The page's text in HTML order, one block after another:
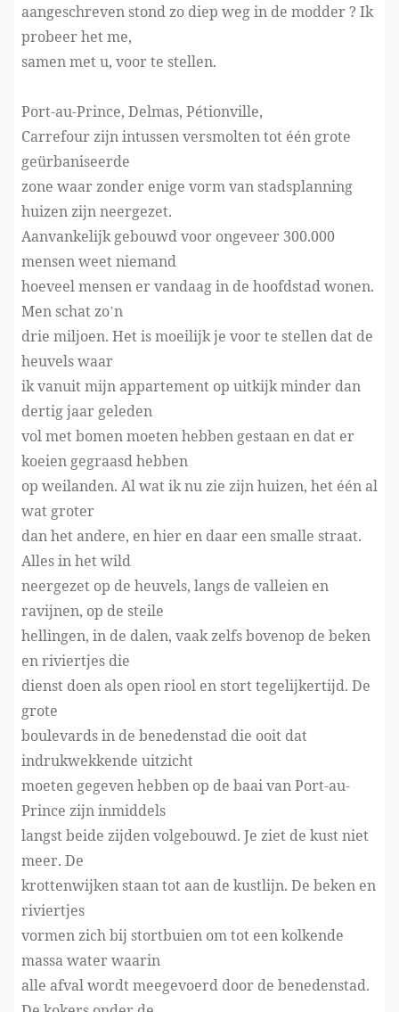
aangeschreven stond zo diep weg in de modder ? Ik
probeer het me,
samen met u, voor te stellen.
Port-au-Prince, Delmas, Pétionville,
Carrefour zijn intussen versmolten tot één grote
geürbaniseerde
zone waar zonder enige vorm van stadsplanning
huizen zijn neergezet.
Aanvankelijk gebouwd voor ongeveer 300.000
mensen weet niemand
hoeveel mensen er vandaag in de hoofdstad wonen.
Men schat zo’n
drie miljoen. Het is moeilijk je voor te stellen dat de
heuvels waar
ik vanuit mijn appartement op uitkijk minder dan
dertig jaar geleden
vol met bomen moeten hebben gestaan en dat er
koeien gegraasd hebben
op weilanden. Al wat ik nu zie zijn huizen, het één al
wat groter
dan het andere, en hier en daar een smalle straat.
Alles in het wild
neergezet op de heuvels, langs de valleien en
ravijnen, op de steile
hellingen, in de dalen, vaak zelfs bovenop de beken
en riviertjes die
dienst doen als open riool en stort tegelijkertijd. De
grote
boulevards in de benedenstad die ooit dat
indrukwekkende uitzicht
moeten gegeven hebben op de baai van Port-au-
Prince zijn inmiddels
langst beide zijden volgebouwd. Je ziet de kust niet
meer. De
krottenwijken staan tot aan de kustlijn. De beken en
riviertjes
vormen zich bij stortbuien om tot een kolkende
massa water waarin
alle afval wordt meegevoerd door de benedenstad.